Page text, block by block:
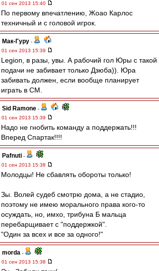
01 сен 2013 15:40
По первому впечатлению, Жоао Карлос
техничный и с головой игрок.
Мак-Гуру -
01 сен 2013 15:39
Legion, в разы, увы. А рабочий гол Юры с такой
подачи не забивает только Дзюба)). Юра
забивать должен, если вообще планирует
играть в СМ.
Sid Ramone -
01 сен 2013 15:39
Надо не гнобить команду а поддержать!!!
Вперед Спартак!!!!
Pafnuti -
01 сен 2013 15:38
Молодцы! Не сбавлять обороты только!
Зы. Волей судеб смотрю дома, а не стадио,
поэтому не имею морального права кого-то
осуждать, но, имхо, трибуна Б мальца
перебарщивает с "поддержкой".
"Один за всех и все за одного!"
morda -
01 сен 2013 15:38